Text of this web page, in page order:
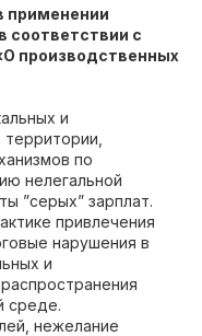
применении
соответствии с
производственных
и
по
нелегальной
”серых” зарплат.
привлечения
нарушения в
и
среде.
нежелание